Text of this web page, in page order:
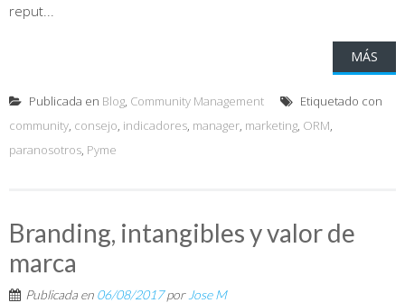
reput...
MÁS
Publicada en Blog, Community Management
Etiquetado con
community, consejo, indicadores, manager, marketing, ORM,
paranosotros, Pyme
Branding, intangibles y valor de
marca
Publicada en 06/08/2017por Jose M